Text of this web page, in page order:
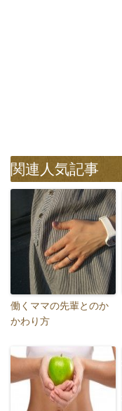
関連人気記事
働くママの先輩とのか
かわり方